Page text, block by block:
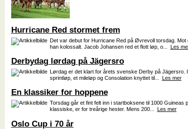
Hurricane Red stormet frem
Det var debut for Hurricane Red på Øvrevoll torsdag. Mot
han kolossalt. Jacob Johansen red et flott løp, o... Les
Derbydag lørdag på Jägersro
Lørdag er det klart for årets svenske Derby på Jägersro.
sprintløp, et mileløp og Consolation knyttet til... Les mer
En klassiker for hoppene
Torsdag går et fint felt inn i startboksene til 1000 Guineas
klassiske, er for treårige hester. Mens 200...
Les mer
Oslo Cup i 70 år